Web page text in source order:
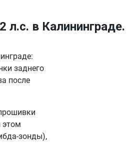
л.с. в Калининграде.
заднего
после
этом
зонды),